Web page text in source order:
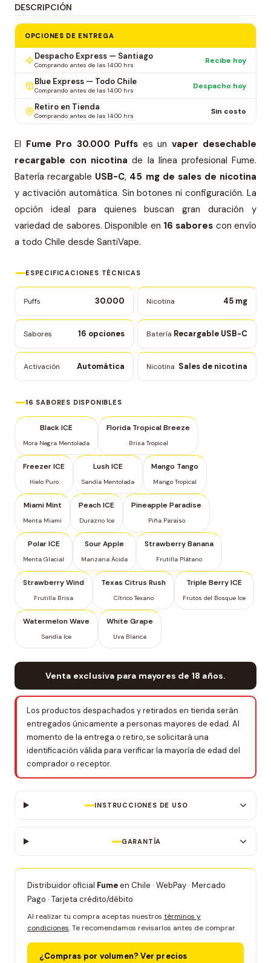
DESCRIPCIÓN
OPCIONES DE ENTREGA
Despacho Express — Santiago
Comprando antes de las 14:00 hrs Recibe hoy
Blue Express — Todo Chile
Comprando antes de las 14:00 hrs Despacho hoy
Retiro en Tienda
Comprando antes de las 14:00 hrs Sin costo
El Fume Pro 30.000 Puffs es un vaper desechable
recargable con nicotina de la línea profesional Fume.
Batería recargable USB-C, 45 mg de sales de nicotina
y activación automática. Sin botones ni configuración. La
opción ideal para quienes buscan gran duración y
variedad de sabores. Disponible en 16 sabores con envío
a todo Chile desde SantiVape.
ESPECIFICACIONES TÉCNICAS
Puffs 30.000 Nicotina 45 mg
Sabores 16 opciones Batería Recargable USB-C
Activación Automática Nicotina Sales de nicotina
16 SABORES DISPONIBLES
Black ICE
Mora Negra Mentolada
Florida Tropical Breeze
Brisa Tropical
Freezer ICE
Hielo Puro
Lush ICE
Sandía Mentolada
Mango Tango
Mango Tropical
Miami Mint
Menta Miami
Peach ICE
Durazno Ice
Pineapple Paradise
Piña Paraíso
Polar ICE
Menta Glacial
Sour Apple
Manzana Ácida
Strawberry Banana
Frutilla Plátano
Strawberry Wind
Frutilla Brisa
Texas Citrus Rush
Cítrico Texano
Triple Berry ICE
Frutos del Bosque Ice
Watermelon Wave
Sandía Ice
White Grape
Uva Blanca
Venta exclusiva para mayores de 18 años.
Los productos despachados y retirados en tienda serán
entregados únicamente a personas mayores de edad. Al
momento de la entrega o retiro, se solicitará una
identificación válida para verificar la mayoría de edad del
comprador o receptor.
INSTRUCCIONES DE USO
GARANTÍA
Distribuidor oficial Fumeen Chile · WebPay · Mercado
Pago · Tarjeta crédito/débito
Al realizar tu compra aceptas nuestros términos y
condiciones. Te recomendamos revisarlos antes de comprar.
¿Compras por volumen? Ver precios